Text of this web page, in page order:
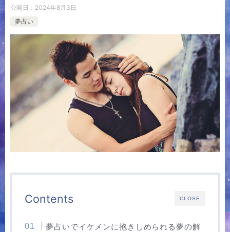
公開日： 2024年8月3日
夢占い
CLOSE
Contents
夢占いでイケメンに抱きしめられる夢の解